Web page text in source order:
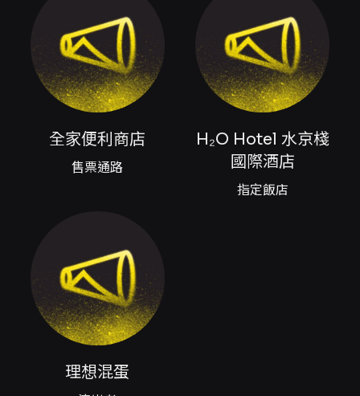
（KKTIX 文化幣）使用說明（摘要） - 僅支援
KKTIX 網站購票使用（FamiPort 與 KKTIX
APP 不適用） - 使用期間依文化部「成年禮金專
區」公告為準，逾期失效 - 文化幣不得用於扣抵
退票手續費；使用文化幣折抵票款之票券退票
時，折抵金額會另行退回至成年禮金帳戶 - 建議
以電腦及 Google Chrome 瀏覽以確保購票流
程順暢 身心障礙票券登記（摘要） - 本場採線上
登記訂購，於 2026-06-13 10:14 開放登記，張
數有限，售完為止 - 每位身心障礙人士含陪同者
最多可購2張；輪椅席票價 TWD$400（指定區
場時請攜帶有效證件與身心障礙證明以供驗證 取
票與注意的購票流程要點 - KKTIX網站購票可選
擇「自行選位」或「電腦配位」；全家FamiPort
為自動配位 - 全家取票手續費：每筆$30（4張
為限）；開放全家機台取票時間為活動前7天起 -
若購票流程中無法確認訂單，請至KKTIX會員帳
戶「訂單」查詢；收到訂單成立通知郵件可能因
信箱擋信而未到達，請以訂單頁面為準 退票機制
全家便利商店
售票通路
H₂O Hotel 水京棧
國際酒店
指定飯店
理想混蛋